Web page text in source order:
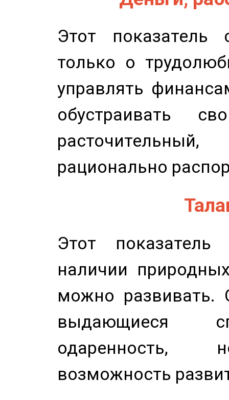
Этот показатель
только о
управлять
обустраивать
рационально
Этот показатель
наличии
можно развивать.
выдающиеся
одаренность,
возможность